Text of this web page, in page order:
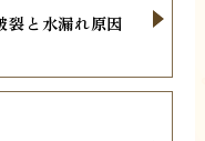
裂と水漏れ原因